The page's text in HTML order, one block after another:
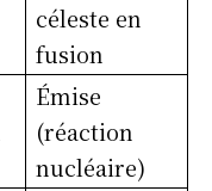
céleste en
fusion
Émise
(réaction
nucléaire)